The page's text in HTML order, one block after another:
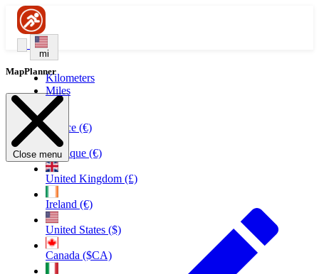
mi
Kilometers
Miles
France (€)
Belgique (€)
United Kingdom (£)
Ireland (€)
United States ($)
Canada ($CA)
MapPlanner
Close menu